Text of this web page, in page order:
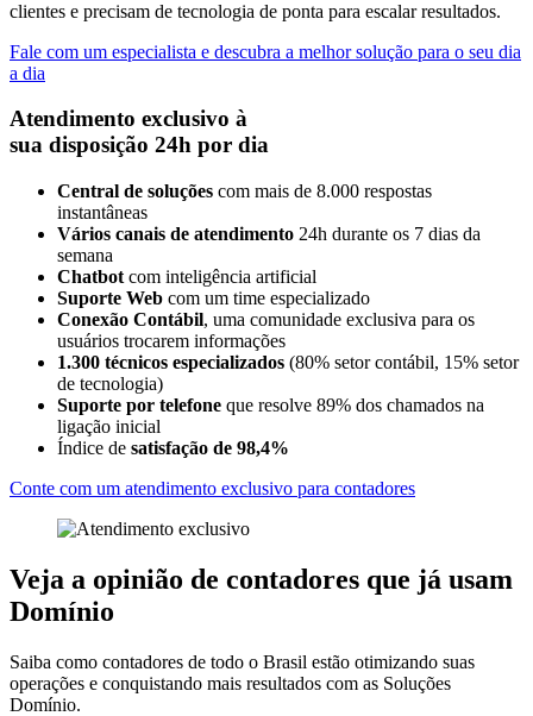
clientes e precisam de tecnologia de ponta para escalar resultados.
Fale com um especialista e descubra a melhor solução para o seu dia
a dia
Atendimento exclusivo à
sua disposição 24h por dia
Central de soluções com mais de 8.000 respostas
instantâneas
Vários canais de atendimento 24h durante os 7 dias da
semana
Chatbot com inteligência artificial
Suporte Web com um time especializado
Conexão Contábil, uma comunidade exclusiva para os
usuários trocarem informações
1.300 técnicos especializados (80% setor contábil, 15% setor
de tecnologia)
Suporte por telefone que resolve 89% dos chamados na
ligação inicial
Índice de satisfação de 98,4%
Conte com um atendimento exclusivo para contadores
Veja a opinião de contadores que já usam
Domínio
Saiba como contadores de todo o Brasil estão otimizando suas
operações e conquistando mais resultados com as Soluções
Domínio.